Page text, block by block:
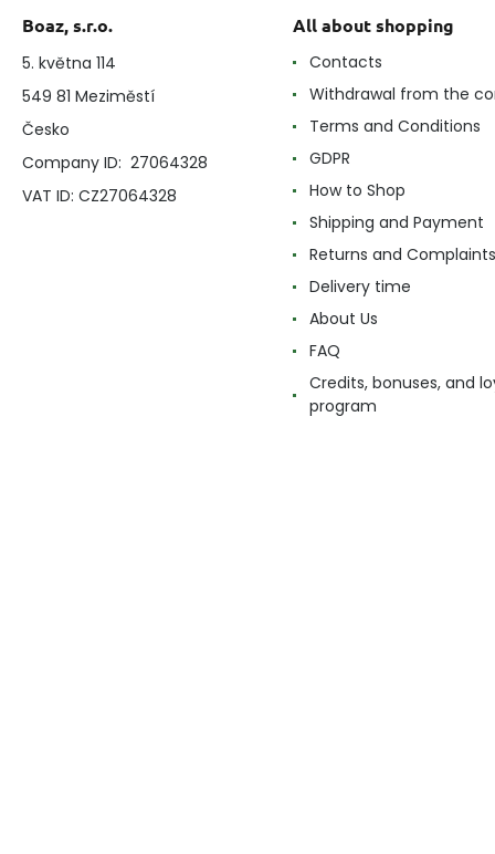
Boaz, s.r.o.
5. května 114
549 81 Meziměstí
Česko
Company ID: 27064328
VAT ID: CZ27064328
All about shopping
Contacts
Withdrawal from the
Terms and Conditions
GDPR
How to Shop
Shipping and Payment
Returns and Complaints
Delivery time
About Us
FAQ
Credits, bonuses, and
program